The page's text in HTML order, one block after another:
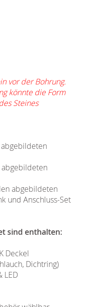
vor der Bohrung.
könnte die Form
Steines
abgebildeten
und Anschluss-Set
sind enthalten:
Deckel
Dichtring)
LED